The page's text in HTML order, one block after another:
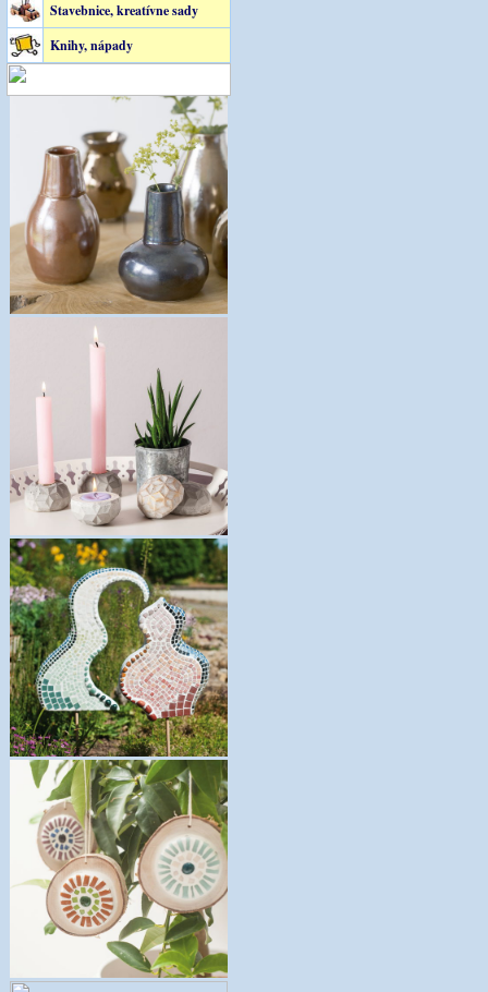
Stavebnice, kreatívne sady
Knihy, nápady